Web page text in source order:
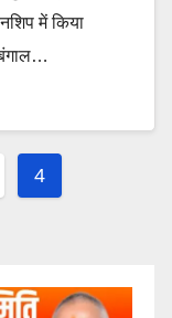
में किया
4